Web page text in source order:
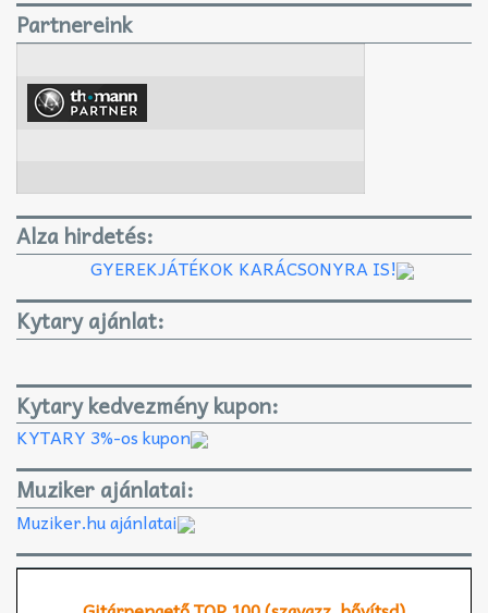
Partnereink
Alza hirdetés:
GYEREKJÁTÉKOK KARÁCSONYRA IS!
Kytary ajánlat:
Kytary kedvezmény kupon:
KYTARY 3%-os kupon
Muziker ajánlatai:
Muziker.hu ajánlatai